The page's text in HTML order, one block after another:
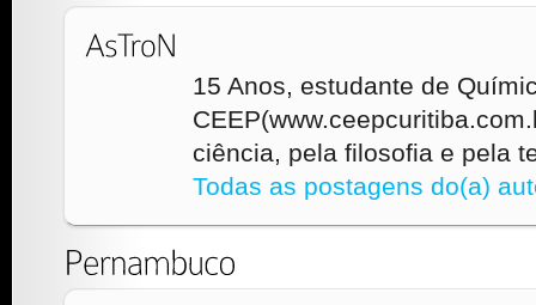
15 Anos, estudante de
ciência, pela filosofia e pela
Todas as postagens do(a)